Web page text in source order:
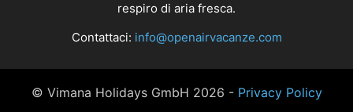
respiro di aria fresca.
Contattaci: info@openairvacanze.com
© Vimana Holidays GmbH 2026 - Privacy Policy